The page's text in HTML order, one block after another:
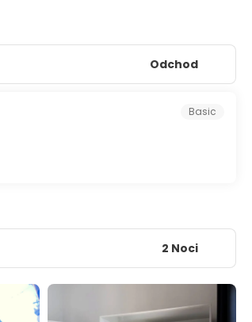
Odchod
Basic
2 Noci